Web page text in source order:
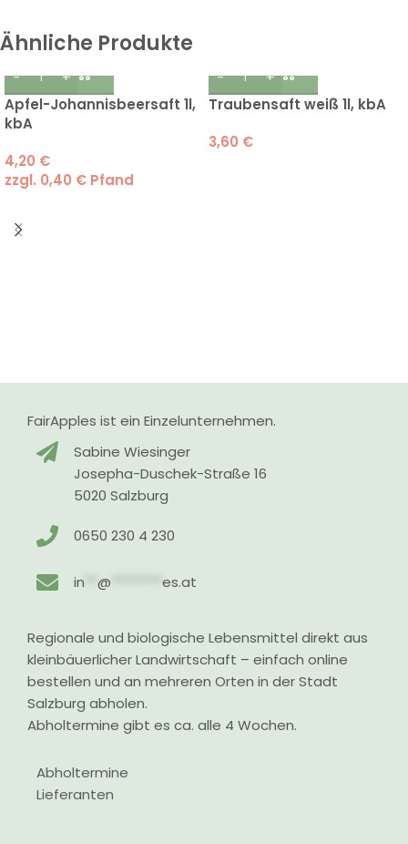
Ähnliche Produkte
Apfel-Johannisbeersaft 1l,
kbA
4,20 €
zzgl. 0,40 € Pfand
Traubensaft weiß 1l, kbA
3,60 €
FairApples ist ein Einzelunternehmen.
Sabine Wiesinger
Josepha-Duschek-Straße 16
5020 Salzburg
0650 230 4 230
in **@ ********es.at
Regionale und biologische Lebensmittel direkt aus
kleinbäuerlicher Landwirtschaft – einfach online
bestellen und an mehreren Orten in der Stadt
Salzburg abholen.
Abholtermine gibt es ca. alle 4 Wochen.
Abholtermine
Lieferanten